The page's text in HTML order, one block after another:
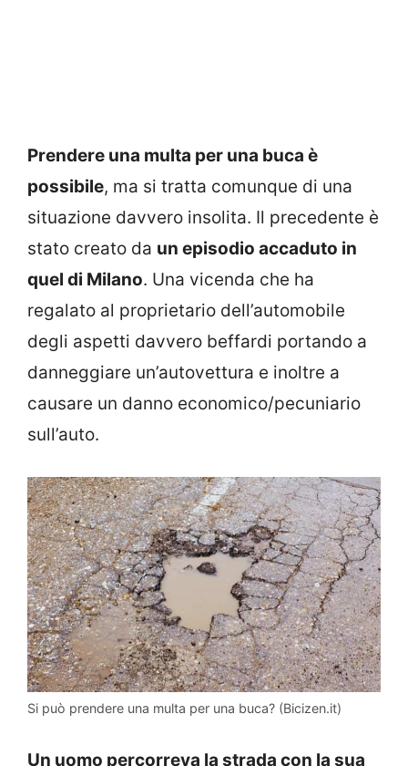
Prendere una multa per una buca è
possibile, ma si tratta comunque di una
situazione davvero insolita. Il precedente è
stato creato da un episodio accaduto in
quel di Milano. Una vicenda che ha
regalato al proprietario dell’automobile
degli aspetti davvero beffardi portando a
danneggiare un’autovettura e inoltre a
causare un danno economico/pecuniario
sull’auto.
Si può prendere una multa per una buca? (Bicizen.it)
Un uomo percorreva la strada con la sua